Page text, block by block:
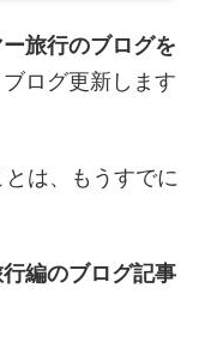
ー旅行のブログを
ログ更新します
は、もうすでに
編のブログ記事